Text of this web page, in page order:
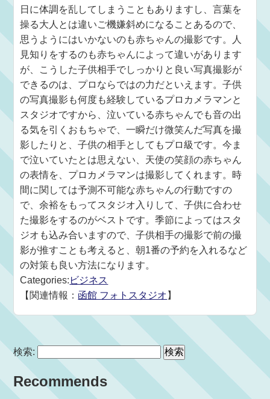
日に体調を乱してしまうこともありますし、言葉を
操る大人とは違いご機嫌斜めになることあるので、
思うようにはいかないのも赤ちゃんの撮影です。人
見知りをするのも赤ちゃんによって違いがあります
が、こうした子供相手でしっかりと良い写真撮影が
できるのは、プロならではの力だといえます。子供
の写真撮影も何度も経験しているプロカメラマンと
スタジオですから、泣いている赤ちゃんでも音の出
る気を引くおもちゃで、一瞬だけ微笑んだ写真を撮
影したりと、子供の相手としてもプロ級です。今ま
で泣いていたとは思えない、天使の笑顔の赤ちゃん
の表情を、プロカメラマンは撮影してくれます。時
間に関しては予測不可能な赤ちゃんの行動ですの
で、余裕をもってスタジオ入りして、子供に合わせ
た撮影をするのがベストです。季節によってはスタ
ジオも込み合いますので、子供相手の撮影で前の撮
影が推すことも考えると、朝1番の予約を入れるなど
の対策も良い方法になります。
Categories: ビジネス
【関連情報： 函館 フォトスタジオ 】
検索:
Recommends